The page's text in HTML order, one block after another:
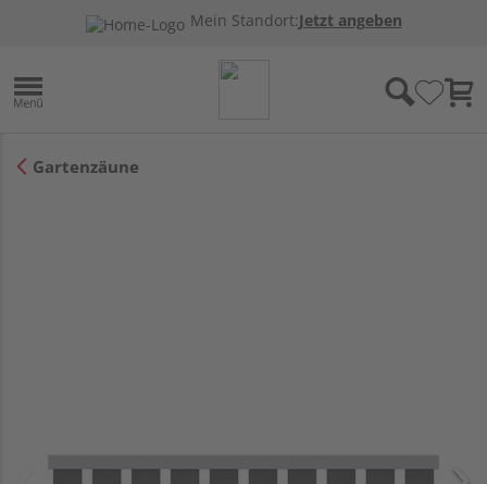
Mein Standort:Jetzt angeben
Gartenzäune